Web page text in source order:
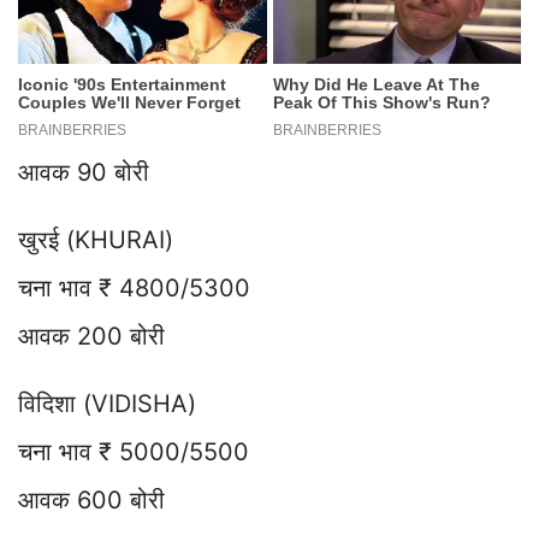
आवक 90 बोरी
खुरई (KHURAI)
चना भाव ₹ 4800/5300
आवक 200 बोरी
विदिशा (VIDISHA)
चना भाव ₹ 5000/5500
आवक 600 बोरी